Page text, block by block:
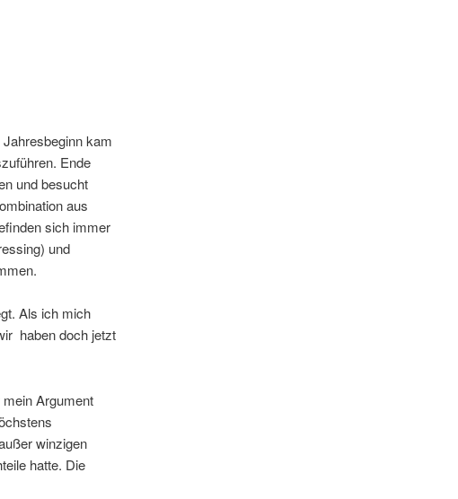
kam
Ende
und besucht
aus
sich immer
und
Als ich mich
haben doch jetzt
Argument
winzigen
hatte. Die